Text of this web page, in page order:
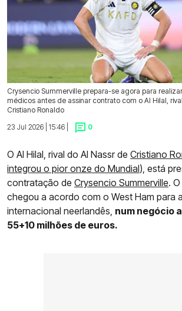
Crysencio Summerville prepara-se agora para
médicos antes de assinar contrato com o Al Hilal,
Cristiano Ronaldo
23 Jul 2026 | 15:46 |
0
O Al Hilal, rival do Al Nassr de Cristiano
integrou o pior onze do Mundial), está
contratação de Crysencio Summerville.
chegou a acordo com o West Ham para
internacional neerlandês, num negócio
55+10 milhões de euros.